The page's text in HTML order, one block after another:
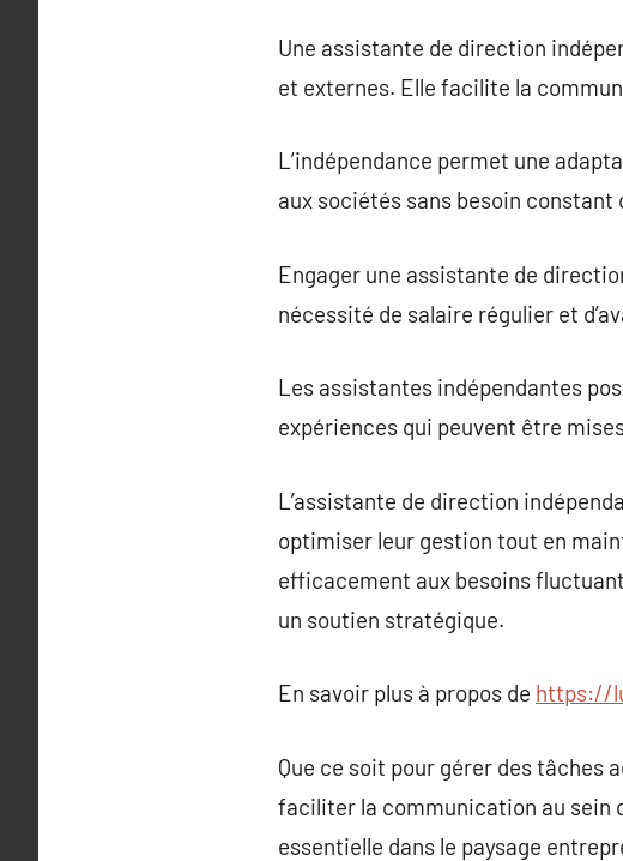
Une assistante de direction
et externes. Elle facilite la
L’indépendance permet une
aux sociétés sans besoin constant
Engager une assistante de
nécessité de salaire régulier et
Les assistantes indépendantes
expériences qui peuvent être
L’assistante de direction
optimiser leur gestion tout en
efficacement aux besoins
un soutien stratégique.
En savoir plus à propos de https://
Que ce soit pour gérer des tâches
faciliter la communication au sein
essentielle dans le paysage